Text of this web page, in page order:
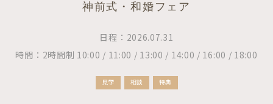
神前式・和婚フェア
日程：2026.07.31
時間：2時間制 10:00 / 11:00 / 13:00 / 14:00 / 16:00 / 18:00
見学 相談 特典